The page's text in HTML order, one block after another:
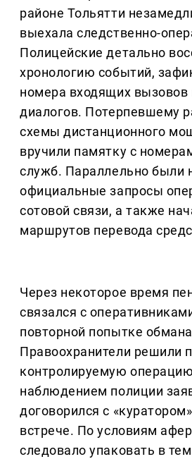
районе Тольятти
выехала следственно-
Полицейские детально
хронологию событий,
номера входящих вызовов
диалогов. Потерпевшему
схемы дистанционного
вручили памятку с
служб. Параллельно были
официальные запросы
сотовой связи, а также
маршрутов перевода
Через некоторое время
связался с
повторной попытке
Правоохранители решили
контролируемую
наблюдением полиции
договорился с
встрече. По условиям
следовало упаковать в